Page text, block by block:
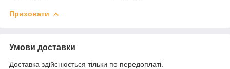
Приховати
Умови доставки
Доставка здійснюється тільки по передоплаті.